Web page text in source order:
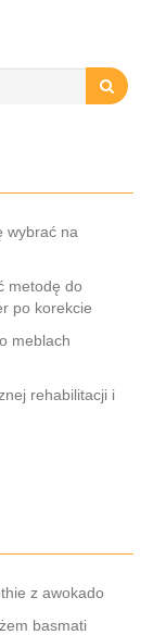
wybrać na
metodę do
po korekcie
meblach
rehabilitacji i
z awokado
basmati